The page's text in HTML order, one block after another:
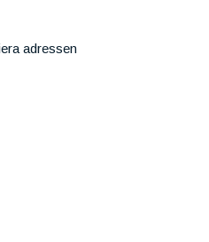
adressen